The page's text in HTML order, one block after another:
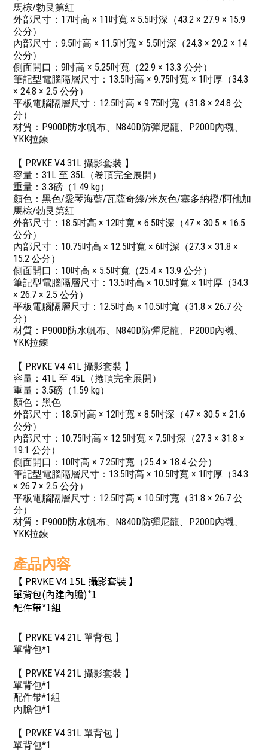
馬棕/勃艮第紅
外部尺寸：17吋高 × 11吋寬 × 5.5吋深（43.2 × 27.9 × 15.9
公分）
內部尺寸：9.5吋高 × 11.5吋寬 × 5.5吋深（24.3 × 29.2 × 14
公分）
側面開口：9吋高 × 5.25吋寬（22.9 × 13.3 公分）
筆記型電腦隔層尺寸：13.5吋高 × 9.75吋寬 × 1吋厚（34.3
× 24.8 × 2.5 公分）
平板電腦隔層尺寸：12.5吋高 × 9.75吋寬（31.8 × 24.8 公
分）
材質：P900D防水帆布、N840D防彈尼龍、P200D內襯、
YKK拉鍊
【 PRVKE V4 31L 攝影套裝 】
容量：31L 至 35L（卷頂完全展開）
重量：3.3磅（1.49 kg）
顏色：黑色/愛琴海藍/瓦薩奇綠/米灰色/塞多納橙/阿他加
馬棕/勃艮第紅
外部尺寸：18.5吋高 × 12吋寬 × 6.5吋深（47 × 30.5 × 16.5
公分）
內部尺寸：10.75吋高 × 12.5吋寬 × 6吋深（27.3 × 31.8 ×
15.2 公分）
側面開口：10吋高 × 5.5吋寬（25.4 × 13.9 公分）
筆記型電腦隔層尺寸：13.5吋高 × 10.5吋寬 × 1吋厚（34.3
× 26.7 × 2.5 公分）
平板電腦隔層尺寸：12.5吋高 × 10.5吋寬（31.8 × 26.7 公
分）
材質：P900D防水帆布、N840D防彈尼龍、P200D內襯、
YKK拉鍊
【 PRVKE V4 41L 攝影套裝 】
容量：41L 至 45L（捲頂完全展開）
重量：3.5磅（1.59 kg）
顏色：黑色
外部尺寸：18.5吋高 × 12吋寬 × 8.5吋深（47 × 30.5 × 21.6
公分）
內部尺寸：10.75吋高 × 12.5吋寬 × 7.5吋深（27.3 × 31.8 ×
19.1 公分）
側面開口：10吋高 × 7.25吋寬（25.4 × 18.4 公分）
筆記型電腦隔層尺寸：13.5吋高 × 10.5吋寬 × 1吋厚（34.3
× 26.7 × 2.5 公分）
平板電腦隔層尺寸：12.5吋高 × 10.5吋寬（31.8 × 26.7 公
分）
材質：P900D防水帆布、N840D防彈尼龍、P200D內襯、
YKK拉鍊
產品內容
【 PRVKE V4 15L 攝影套裝 】
單背包(內建內膽)*1
配件帶*1組
【 PRVKE V4 21L 單背包 】
單背包*1
【 PRVKE V4 21L 攝影套裝 】
單背包*1
配件帶*1組
內膽包*1
【 PRVKE V4 31L 單背包 】
單背包*1